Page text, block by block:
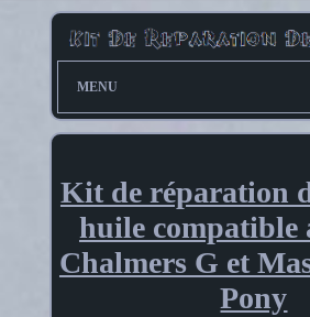
MENU
Kit de réparation
huile compatible
Chalmers G et
Pony